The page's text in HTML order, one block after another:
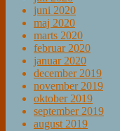
juni 2020
maj 2020
marts 2020
februar 2020
januar 2020
december 2019
november 2019
oktober 2019
september 2019
august 2019